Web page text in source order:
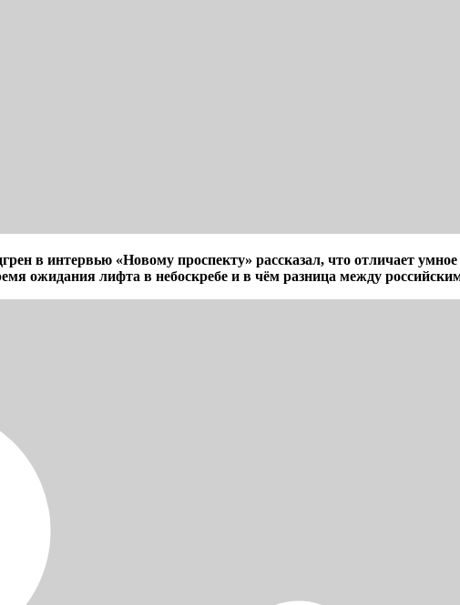
в интервью «Новому проспекту» рассказал, что отличает
ожидания лифта в небоскребе и в чём разница между